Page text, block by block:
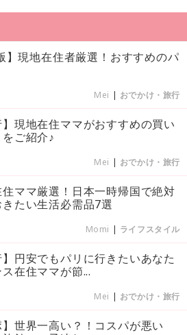
】現地在住者厳選！おすすめのパ
Mei | おでかけ・旅行
】現地在住ママがおすすめの買い
ご紹介♪
Mei | おでかけ・旅行
ママ厳選！日本一時帰国で絶対
たい生活必需品7選
Momi | ライフスタイル
】円安でもパリに行きたいあなた
在住ママが節...
Mei | おでかけ・旅行
】世界一高い？！コスパが悪い